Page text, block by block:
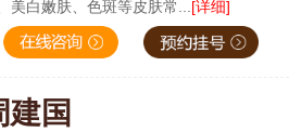
美白嫩肤、色斑等皮肤常... [详细]
建国